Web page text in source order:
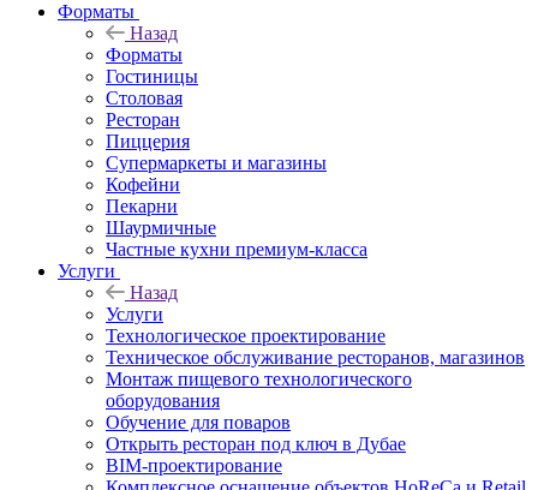
Форматы
Назад
Форматы
Гостиницы
Столовая
Ресторан
Пиццерия
Супермаркеты и магазины
Кофейни
Пекарни
Шаурмичные
Частные кухни премиум-класса
Услуги
Назад
Услуги
Технологическое проектирование
Техническое обслуживание ресторанов, магазинов
Монтаж пищевого технологического
оборудования
Обучение для поваров
Открыть ресторан под ключ в Дубае
BIM-проектирование